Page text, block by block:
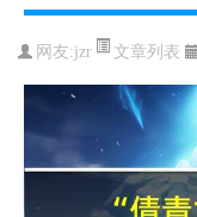
网友:jzr 文章列表